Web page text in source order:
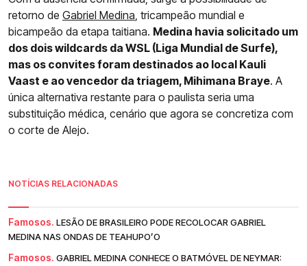
retorno de Gabriel Medina, tricampeão mundial e
bicampeão da etapa taitiana. Medina havia solicitado um
dos dois wildcards da WSL (Liga Mundial de Surfe),
mas os convites foram destinados ao local Kauli
Vaast e ao vencedor da triagem, Mihimana Braye. A
única alternativa restante para o paulista seria uma
substituição médica, cenário que agora se concretiza com
o corte de Alejo.
NOTÍCIAS RELACIONADAS
Famosos. LESÃO DE BRASILEIRO PODE RECOLOCAR GABRIEL
MEDINA NAS ONDAS DE TEAHUPO’O
Famosos. GABRIEL MEDINA CONHECE O BATMÓVEL DE NEYMAR: